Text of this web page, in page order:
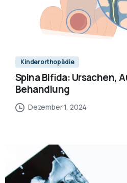
Kinderorthopädie
Spina Bifida: Ursachen,
Behandlung
Dezember 1, 2024